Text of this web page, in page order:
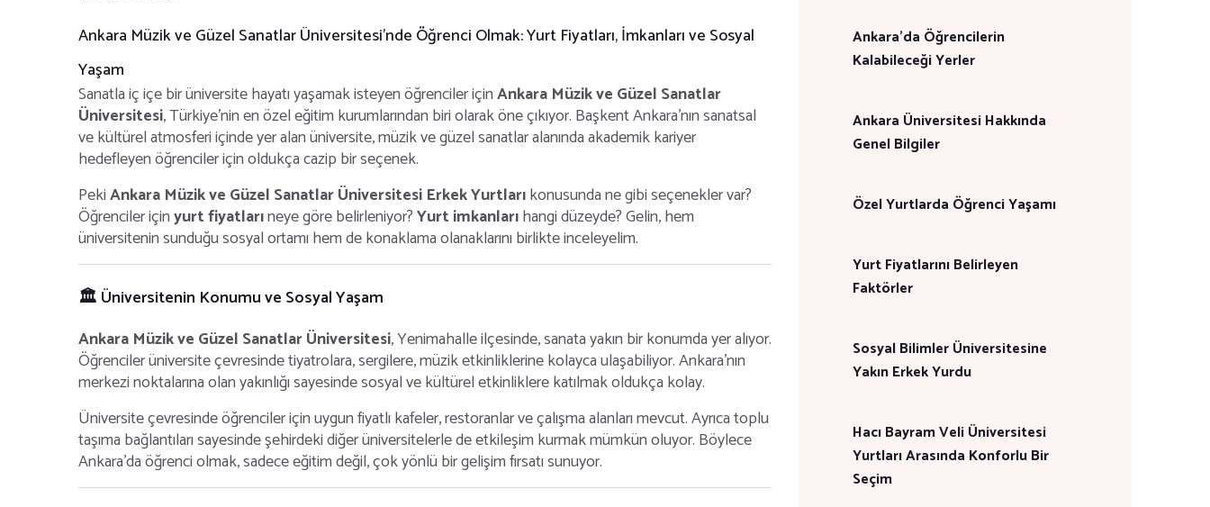
Ankara Müzik ve Güzel Sanatlar Üniversitesi'nde Öğrenci Olmak: Yurt Fiyatları, İmkanları ve Sosyal
Yaşam
Sanatla iç içe bir üniversite hayatı yaşamak isteyen öğrenciler içinAnkara Müzik ve Güzel Sanatlar
Üniversitesi, Türkiye’nin en özel eğitim kurumlarından biri olarak öne çıkıyor. Başkent Ankara’nın sanatsal
ve kültürel atmosferi içinde yer alan üniversite, müzik ve güzel sanatlar alanında akademik kariyer
hedefleyen öğrenciler için oldukça cazip bir seçenek.
PekiAnkara Müzik ve Güzel Sanatlar Üniversitesi Erkek Yurtlarıkonusunda ne gibi seçenekler var?
Öğrenciler içinyurt fiyatlarıneye göre belirleniyor?Yurt imkanlarıhangi düzeyde? Gelin, hem
üniversitenin sunduğu sosyal ortamı hem de konaklama olanaklarını birlikte inceleyelim.
🏛️ Üniversitenin Konumu ve Sosyal Yaşam
Ankara Müzik ve Güzel Sanatlar Üniversitesi, Yenimahalle ilçesinde, sanata yakın bir konumda yer alıyor.
Öğrenciler üniversite çevresinde tiyatrolara, sergilere, müzik etkinliklerine kolayca ulaşabiliyor. Ankara'nın
merkezi noktalarına olan yakınlığı sayesinde sosyal ve kültürel etkinliklere katılmak oldukça kolay.
Üniversite çevresinde öğrenciler için uygun fiyatlı kafeler, restoranlar ve çalışma alanları mevcut. Ayrıca toplu
taşıma bağlantıları sayesinde şehirdeki diğer üniversitelerle de etkileşim kurmak mümkün oluyor. Böylece
Ankara’da öğrenci olmak, sadece eğitim değil, çok yönlü bir gelişim fırsatı sunuyor.
Ankara’da Öğrencilerin
Kalabileceği Yerler
Ankara Üniversitesi Hakkında
Genel Bilgiler
Özel Yurtlarda Öğrenci Yaşamı
Yurt Fiyatlarını Belirleyen
Faktörler
Sosyal Bilimler Üniversitesine
Yakın Erkek Yurdu
Hacı Bayram Veli Üniversitesi
Yurtları Arasında Konforlu Bir
Seçim